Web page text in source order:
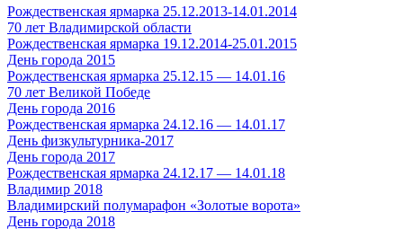
Рождественская ярмарка 25.12.2013-14.01.2014
70 лет Владимирской области
Рождественская ярмарка 19.12.2014-25.01.2015
День города 2015
Рождественская ярмарка 25.12.15 — 14.01.16
70 лет Великой Победе
День города 2016
Рождественская ярмарка 24.12.16 — 14.01.17
День физкультурника-2017
День города 2017
Рождественская ярмарка 24.12.17 — 14.01.18
Владимир 2018
Владимирский полумарафон «Золотые ворота»
День города 2018